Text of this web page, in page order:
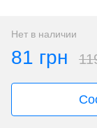
Нет в наличии
81 грн